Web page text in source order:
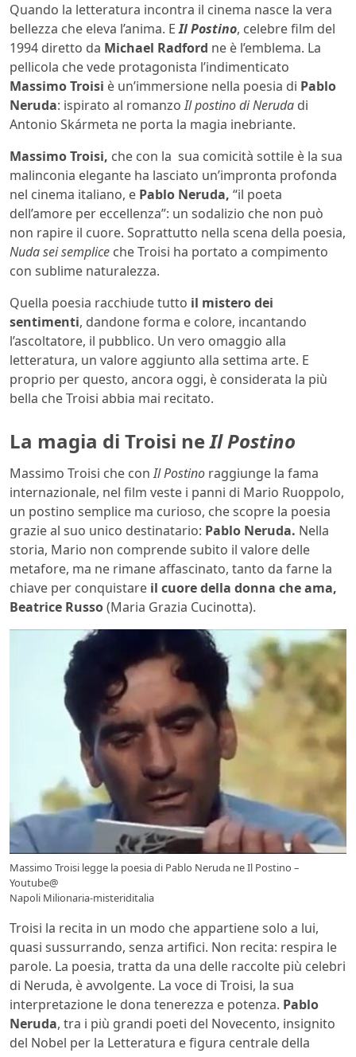
Quando la letteratura incontra il cinema nasce la vera
bellezza che eleva l’anima. EIl Postino, celebre film del
1994 diretto da Michael Radford ne è l’emblema. La
pellicola che vede protagonista l’indimenticato
Massimo Troisi è un’immersione nella poesia di Pablo
Neruda: ispirato al romanzoIl postino di Neruda di
Antonio Skármeta ne porta la magia inebriante.
Massimo Troisi, che con la sua comicità sottile è la sua
malinconia elegante ha lasciato un’impronta profonda
nel cinema italiano, e Pablo Neruda, “il poeta
dell’amore per eccellenza”: un sodalizio che non può
non rapire il cuore. Soprattutto nella scena della poesia,
Nuda sei semplice che Troisi ha portato a compimento
con sublime naturalezza.
Quella poesia racchiude tutto il mistero dei
sentimenti, dandone forma e colore, incantando
l’ascoltatore, il pubblico. Un vero omaggio alla
letteratura, un valore aggiunto alla settima arte. E
proprio per questo, ancora oggi, è considerata la più
bella che Troisi abbia mai recitato.
La magia di Troisi neIl Postino
Massimo Troisi che conIl Postino raggiunge la fama
internazionale, nel film veste i panni di Mario Ruoppolo,
un postino semplice ma curioso, che scopre la poesia
grazie al suo unico destinatario: Pablo Neruda. Nella
storia, Mario non comprende subito il valore delle
metafore, ma ne rimane affascinato, tanto da farne la
chiave per conquistare il cuore della donna che ama,
Beatrice Russo(Maria Grazia Cucinotta).
Massimo Troisi legge la poesia di Pablo Neruda ne Il Postino –
Youtube@
Napoli Milionaria-misteriditalia
Troisi la recita in un modo che appartiene solo a lui,
quasi sussurrando, senza artifici. Non recita: respira le
parole. La poesia, tratta da una delle raccolte più celebri
di Neruda, è avvolgente. La voce di Troisi, la sua
interpretazione le dona tenerezza e potenza. Pablo
Neruda, tra i più grandi poeti del Novecento, insignito
del Nobel per la Letteratura e figura centrale della